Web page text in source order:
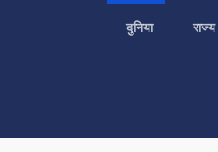
दुनिया राज्य